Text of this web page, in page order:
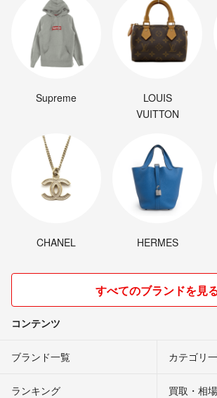
Supreme
LOUIS
VUITTON
CHANEL HERMES
すべてのブランドを見
コンテンツ
ブランド一覧 カテゴリ
ランキング 買取・相